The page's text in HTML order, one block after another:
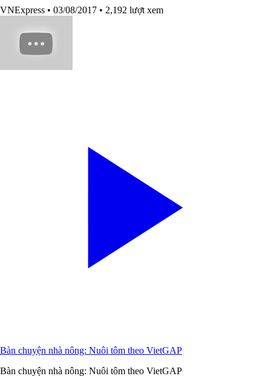
VNExpress • 03/08/2017 • 2,192 lượt xem
Bàn chuyện nhà nông: Nuôi tôm theo VietGAP
Bàn chuyện nhà nông: Nuôi tôm theo VietGAP